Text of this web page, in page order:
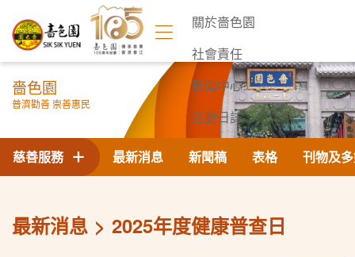
關於嗇色園
社會責任
新聞中心
活動日誌
聯絡我們
嗇色園
普濟勸善 崇善惠民
最新消息 新聞稿 表格 刊物及
慈善服務
最新消息 2025年度健康普查日